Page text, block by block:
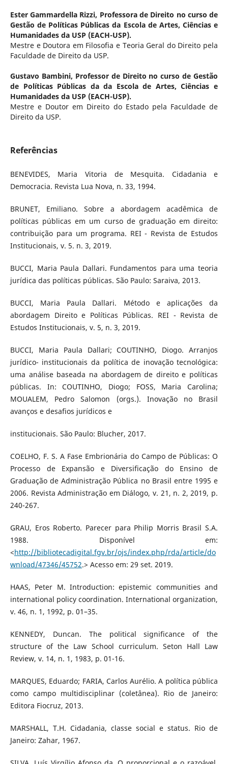
Ester Gammardella Rizzi, Professora de Direito no curso de
Gestão de Políticas Públicas da Escola de Artes, Ciências e
Humanidades da USP (EACH-USP).
Mestre e Doutora em Filosofia e Teoria Geral do Direito pela
Faculdade de Direito da USP.
Gustavo Bambini, Professor de Direito no curso de Gestão
de Políticas Públicas da da Escola de Artes, Ciências e
Humanidades da USP (EACH-USP).
Mestre e Doutor em Direito do Estado pela Faculdade de
Direito da USP.
Referências
BENEVIDES, Maria Vitoria de Mesquita. Cidadania e
Democracia. Revista Lua Nova, n. 33, 1994.
BRUNET, Emiliano. Sobre a abordagem acadêmica de
políticas públicas em um curso de graduação em direito:
contribuição para um programa. REI - Revista de Estudos
Institucionais, v. 5. n. 3, 2019.
BUCCI, Maria Paula Dallari. Fundamentos para uma teoria
jurídica das políticas públicas. São Paulo: Saraiva, 2013.
BUCCI, Maria Paula Dallari. Método e aplicações da
abordagem Direito e Políticas Públicas. REI - Revista de
Estudos Institucionais, v. 5, n. 3, 2019.
BUCCI, Maria Paula Dallari; COUTINHO, Diogo. Arranjos
jurídico- institucionais da política de inovação tecnológica:
uma análise baseada na abordagem de direito e políticas
públicas. In: COUTINHO, Diogo; FOSS, Maria Carolina;
MOUALEM, Pedro Salomon (orgs.). Inovação no Brasil
avanços e desafios jurídicos e
institucionais. São Paulo: Blucher, 2017.
COELHO, F. S. A Fase Embrionária do Campo de Públicas: O
Processo de Expansão e Diversificação do Ensino de
Graduação de Administração Pública no Brasil entre 1995 e
2006. Revista Administração em Diálogo, v. 21, n. 2, 2019, p.
240-267.
GRAU, Eros Roberto. Parecer para Philip Morris Brasil S.A.
1988. Disponível em:
<http://bibliotecadigital.fgv.br/ojs/index.php/rda/article/do
wnload/47346/45752.> Acesso em: 29 set. 2019.
HAAS, Peter M. Introduction: epistemic communities and
international policy coordination. International organization,
v. 46, n. 1, 1992, p. 01–35.
KENNEDY, Duncan. The political significance of the
structure of the Law School curriculum. Seton Hall Law
Review, v. 14, n. 1, 1983, p. 01-16.
MARQUES, Eduardo; FARIA, Carlos Aurélio. A política pública
como campo multidisciplinar (coletânea). Rio de Janeiro:
Editora Fiocruz, 2013.
MARSHALL, T.H. Cidadania, classe social e status. Rio de
Janeiro: Zahar, 1967.